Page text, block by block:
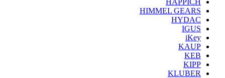
HIMMEL GEARS
HYDAC
IGUS
iKey
KAUP
KEB
KIPP
KLUBER